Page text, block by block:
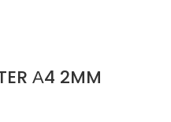
Α4 2MM